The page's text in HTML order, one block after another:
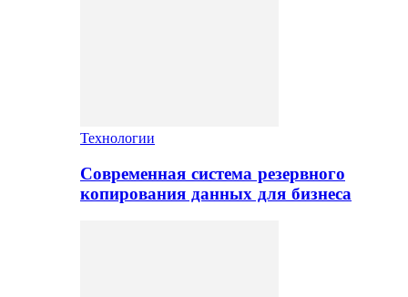
Технологии
Современная система резервного
копирования данных для бизнеса